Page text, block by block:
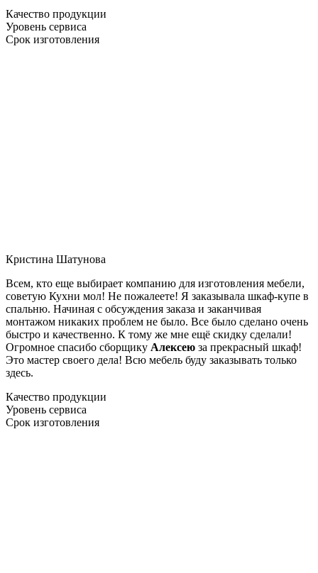
Качество продукции
Уровень сервиса
Срок изготовления
Кристина Шатунова
Всем, кто еще выбирает компанию для изготовления мебели,
советую Кухни мол! Не пожалеете! Я заказывала шкаф-купе в
спальню. Начиная с обсуждения заказа и заканчивая
монтажом никаких проблем не было. Все было сделано очень
быстро и качественно. К тому же мне ещё скидку сделали!
Огромное спасибо сборщику Алексею за прекрасный шкаф!
Это мастер своего дела! Всю мебель буду заказывать только
здесь.
Качество продукции
Уровень сервиса
Срок изготовления